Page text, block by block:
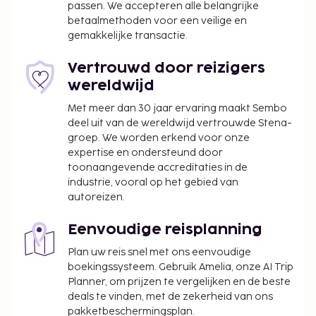
3 vergaderruimtes. Ter plaatse heb je een gratis
valetparkeerservice. Je vindt recreatieve
karaoke en een seizoensgebonden buitenzwembad
vast leuk. Enkele voorzieningen van dit hotel zijn
Ga iets eten bij Pateo, een van de 2 restaurants van
dit hotel, of blijf lekker binnen en profiteer van de
24-uurs roomservice. Er zijn ook snacks
beschikbaar in de koffiebar/het café. Maak kennis
met andere gasten tijdens een gratis receptie,
dagelijks aangeboden. Ontspan met een lekker fris
bars/lounges. Dagelijks kun je tegen betaling
genieten van een lekker ontbijtbuffet, dat
geserveerd wordt van 07.30 uur tot 10.30 uur. De
volgende voorzieningen zijn elk jaar gesloten buiten
het seizoen. Ze zijn gesloten van 1 oktober tot 15
passen. We accepteren alle belangrijke
betaalmethoden voor een veilige en
gemakkelijke transactie.
Vertrouwd door reizigers
wereldwijd
Met meer dan 30 jaar ervaring maakt Sembo
deel uit van de wereldwijd vertrouwde Stena-
groep. We worden erkend voor onze
expertise en ondersteund door
toonaangevende accreditaties in de
industrie, vooral op het gebied van
autoreizen.
Eenvoudige reisplanning
Plan uw reis snel met ons eenvoudige
boekingssysteem. Gebruik Amelia, onze AI Trip
Planner, om prijzen te vergelijken en de beste
deals te vinden, met de zekerheid van ons
pakketbeschermingsplan.